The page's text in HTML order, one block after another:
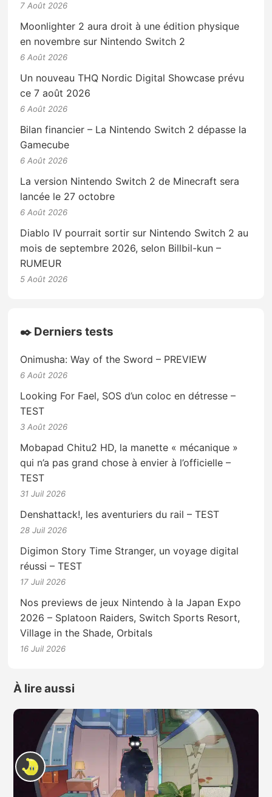
7 Août 2026
Moonlighter 2 aura droit à une édition physique
en novembre sur Nintendo Switch 2
6 Août 2026
Un nouveau THQ Nordic Digital Showcase prévu
ce 7 août 2026
6 Août 2026
Bilan financier – La Nintendo Switch 2 dépasse la
Gamecube
6 Août 2026
La version Nintendo Switch 2 de Minecraft sera
lancée le 27 octobre
6 Août 2026
Diablo IV pourrait sortir sur Nintendo Switch 2 au
mois de septembre 2026, selon Billbil-kun –
RUMEUR
5 Août 2026
✒️ Derniers tests
Onimusha: Way of the Sword – PREVIEW
6 Août 2026
Looking For Fael, SOS d’un coloc en détresse –
TEST
3 Août 2026
Mobapad Chitu2 HD, la manette « mécanique »
qui n’a pas grand chose à envier à l’officielle –
TEST
31 Juil 2026
Denshattack!, les aventuriers du rail – TEST
28 Juil 2026
Digimon Story Time Stranger, un voyage digital
réussi – TEST
17 Juil 2026
Nos previews de jeux Nintendo à la Japan Expo
2026 – Splatoon Raiders, Switch Sports Resort,
Village in the Shade, Orbitals
16 Juil 2026
À lire aussi